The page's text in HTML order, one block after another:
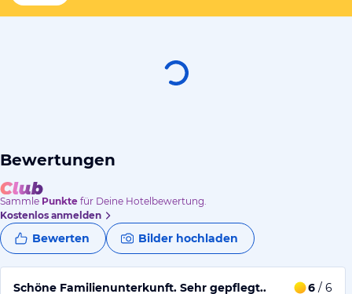
Bewertungen
Sammle Punkte für Deine Hotelbewertung.
Kostenlos anmelden
Bewerten Bilder hochladen
Schöne Familienunterkunft. Sehr gepflegt.. 6 / 6